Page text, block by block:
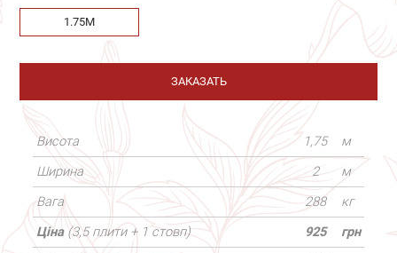
1.75М
ЗАКАЗАТЬ
Висота 1,75
м
Ширина
2
м
Вага
288
кг
Ціна (3,5 плити + 1 стовп) 925
грн